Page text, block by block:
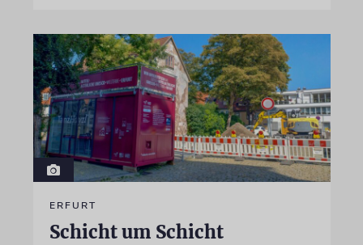
ERFURT
Schicht um Schicht